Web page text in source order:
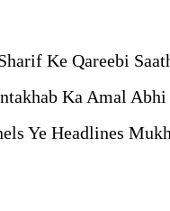
Ke Qareebi
Ka Amal
Ye Headlines